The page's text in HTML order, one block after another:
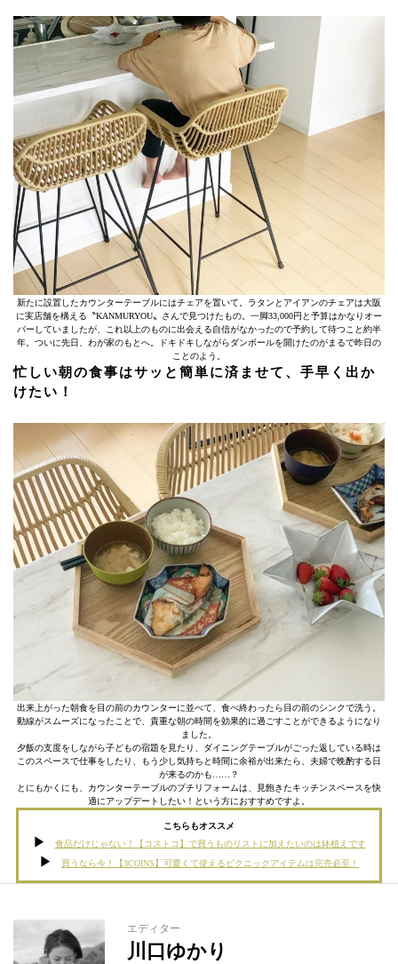
新たに設置したカウンターテーブルにはチェアを置いて。ラタンとアイアンのチェアは大阪
に実店舗を構える〝KANMURYOU〟さんで見つけたもの。一脚33,000円と予算はかなりオー
バーしていましたが、これ以上のものに出会える自信がなかったので予約して待つこと約半
年。ついに先日、わが家のもとへ。ドキドキしながらダンボールを開けたのがまるで昨日の
ことのよう。
忙しい朝の食事はサッと簡単に済ませて、手早く出か
けたい！
出来上がった朝食を目の前のカウンターに並べて、食べ終わったら目の前のシンクで洗う。
動線がスムーズになったことで、貴重な朝の時間を効果的に過ごすことができるようになり
ました。
夕飯の支度をしながら子どもの宿題を見たり、ダイニングテーブルがごった返している時は
このスペースで仕事をしたり、もう少し気持ちと時間に余裕が出来たら、夫婦で晩酌する日
が来るのかも……？
とにもかくにも、カウンターテーブルのプチリフォームは、見飽きたキッチンスペースを快
適にアップデートしたい！という方におすすめですよ。
こちらもオススメ
食品だけじゃない！【コストコ】で買うものリストに加えたいのは鉢植えです
買うなら今！【3COINS】可愛くて使えるピクニックアイテムは完売必至！
エディター
川口ゆかり